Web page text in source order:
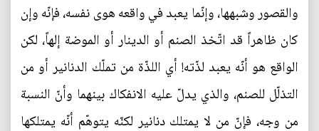
والقصور وشبهها، وإنّما يعبد في واقعه هوى نفسه، فإنّه وإن
كان ظاهراً قد اتّخذ الصنم أو الدينار أو الموضة إلهاً، لكن
الواقع هو أنّه يعبد لذّته! أي اللذّة من تملّك الدنانير أو من
التذلّل للصنم، والذي يدلّ عليه الانفكاك بينهما وأنّ النسبة
من وجه، فإنّ من لا يمتلك دنانير لكنّه يتوهّم أنّه يمتلكها